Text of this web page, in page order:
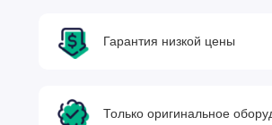
Гарантия низкой цены
Только оригинальное